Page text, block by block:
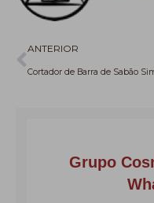
Anterior
ANTERIOR